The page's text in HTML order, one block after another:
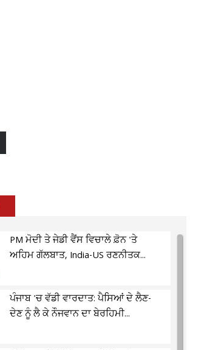
PM ਮੋਦੀ ਤੇ ਜੇਡੀ ਵੈਂਸ ਵਿਚਾਲੇ ਫ਼ੋਨ 'ਤੇ
ਅਹਿਮ ਗੱਲਬਾਤ, India-US ਰਣਨੀਤਕ...
ਪੰਜਾਬ 'ਚ ਵੱਡੀ ਵਾਰਦਾਤ: ਪੈਸਿਆਂ ਦੇ ਲੈਣ-
ਦੇਣ ਨੂੰ ਲੈ ਕੇ ਨੌਜਵਾਨ ਦਾ ਬੇਰਹਿਮੀ...